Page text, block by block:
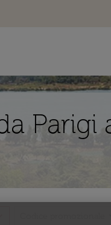
Parigi